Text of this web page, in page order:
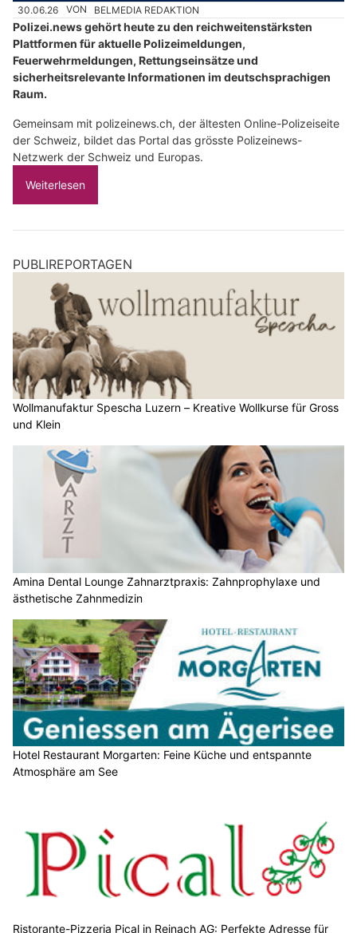
30.06.26 VON BELMEDIA REDAKTION
Polizei.news gehört heute zu den reichweitenstärksten
Plattformen für aktuelle Polizeimeldungen,
Feuerwehrmeldungen, Rettungseinsätze und
sicherheitsrelevante Informationen im deutschsprachigen
Raum.
Gemeinsam mit polizeinews.ch, der ältesten Online-Polizeiseite
der Schweiz, bildet das Portal das grösste Polizeinews-
Netzwerk der Schweiz und Europas.
Weiterlesen
PUBLIREPORTAGEN
Wollmanufaktur Spescha Luzern – Kreative Wollkurse für Gross
und Klein
Amina Dental Lounge Zahnarztpraxis: Zahnprophylaxe und
ästhetische Zahnmedizin
Hotel Restaurant Morgarten: Feine Küche und entspannte
Atmosphäre am See
Ristorante-Pizzeria Pical in Reinach AG: Perfekte Adresse für